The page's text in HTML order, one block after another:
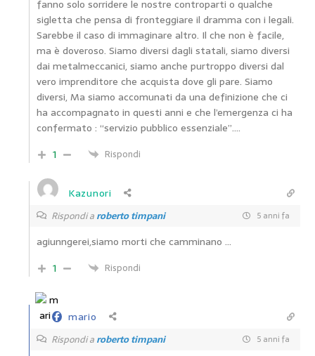
fanno solo sorridere le nostre controparti o qualche
sigletta che pensa di fronteggiare il dramma con i legali.
Sarebbe il caso di immaginare altro. Il che non è facile,
ma è doveroso. Siamo diversi dagli statali, siamo diversi
dai metalmeccanici, siamo anche purtroppo diversi dal
vero imprenditore che acquista dove gli pare. Siamo
diversi, Ma siamo accomunati da una definizione che ci
ha accompagnato in questi anni e che l’emergenza ci ha
confermato : “servizio pubblico essenziale”….
1
Rispondi
Kazunori
Rispondi aroberto timpani 5 anni fa
agiunngerei,siamo morti che camminano …
1
Rispondi
mario
Rispondi aroberto timpani 5 anni fa